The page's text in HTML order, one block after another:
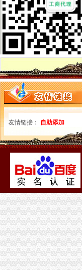
南川局化五个意识服务“
丰都县委书记高必金对县
万盛区副区长杨明仑到万
巴南区划拨10万元商标发
南岸区区长刘宝亚对经开
开县局公司注册三举措
武隆局采取“五定期”重
巫溪局“四把握四着力”
九龙坡局园区所构筑四道
沙坪坝局以四型模范为指
南川局“五四三”重庆帅
奉节县副县长吴康轩对奉
铜梁局三方面贯彻的重
荣昌局学习实践科学发展
璧山局重庆帅博建立五项
云局重庆帅博以科学发
江津局帅博公司发挥基
我市帅博财务公司家教
涪陵区知名商标认定与保
万州局重庆帅博工商发
经开区局帅博财务公司
九龙坡局率先在全市帅
南川局深入学习贯彻的
永川局积开展对直销市
酉局李溪工商所搭建银
梁平局重庆帅博信息技
友情链接： 自助添加